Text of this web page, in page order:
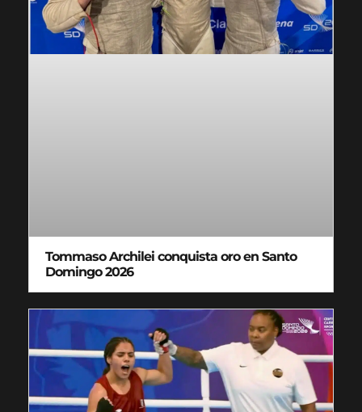
Tommaso Archilei conquista oro en Santo
Domingo 2026